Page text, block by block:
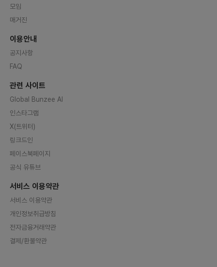
모임
매거진
이용안내
공지사항
FAQ
관련 사이트
Global Bunzee AI
인스타그램
X(트위터)
링크드인
페이스북페이지
공식 유튜브
서비스 이용약관
서비스 이용약관
개인정보취급방침
전자금융거래약관
결제/환불약관